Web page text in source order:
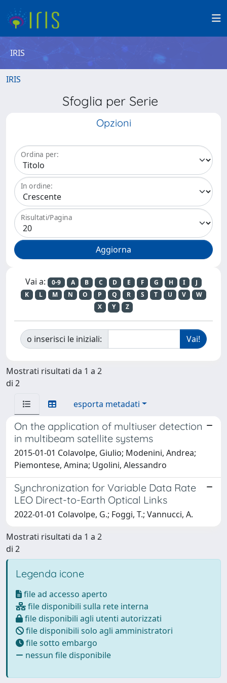
IRIS
IRIS
Sfoglia per Serie
Opzioni
Ordina per:
In ordine:
Risultati/Pagina
Vai a: 0-9 A B C D E F G H I
J
K
L M N O P Q R S T U V
W
X
Y Z
o inserisci le iniziali:
Mostrati risultati da 1 a 2
di 2
esporta metadati
On the application of multiuser detection
in multibeam satellite systems
2015-01-01 Colavolpe, Giulio; Modenini, Andrea;
Piemontese, Amina; Ugolini, Alessandro
Synchronization for Variable Data Rate
LEO Direct-to-Earth Optical Links
2022-01-01 Colavolpe, G.; Foggi, T.; Vannucci, A.
Mostrati risultati da 1 a 2
di 2
Legenda icone
file ad accesso aperto
file disponibili sulla rete interna
file disponibili agli utenti autorizzati
file disponibili solo agli amministratori
file sotto embargo
nessun file disponibile